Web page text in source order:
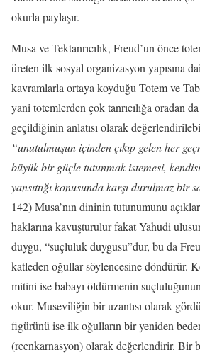
okurla paylaşır.
Musa ve Tektanrıcılık, Freud’un önce
üreten ilk sosyal organizasyon yapısına
kavramlarla ortaya koyduğu Totem ve
yani totemlerden çok tanrıcılığa oradan da
geçildiğinin anlatısı olarak
“unutulmuşun içinden çıkıp gelen her
büyük bir güçle tutunmak istemesi,
yansıttığı konusunda karşı durulmaz bir
142) Musa’nın dininin tutunumunu
haklarına kavuşturulur fakat Yahudi
duygu, “suçluluk duygusu”dur, bu da
katleden oğullar söylencesine döndürür.
mitini ise babayı öldürmenin
okur. Museviliğin bir uzantısı olarak
figürünü ise ilk oğulların bir yeniden
(reenkarnasyon) olarak değerlendirir. Bir